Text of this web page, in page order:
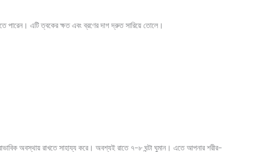
পারেন। এটি ত্বকের ক্ষত এবং ব্রণের দাগ দ্রুত সারিয়ে তোলে।
অবস্থায় রাখতে সাহায্য করে। অবশ্যই রাতে ৭-৮ ঘন্টা ঘুমান। এতে আপনার শরীর-